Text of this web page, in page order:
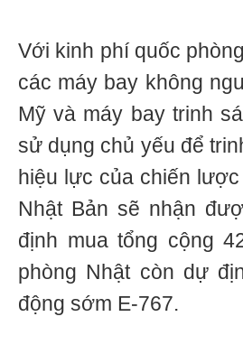
Với kinh phí quốc
các máy bay không
Mỹ và máy bay trinh
sử dụng chủ yếu để
hiệu lực của chiến
Nhật Bản sẽ nhận
định mua tổng cộng
phòng Nhật còn dự
động sớm E-767.